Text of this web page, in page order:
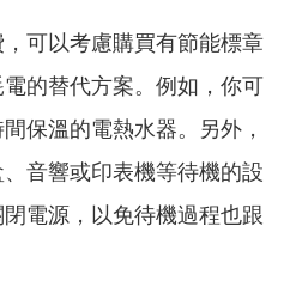
可以考慮購買有節能標章
的替代方案。例如，你可
保溫的電熱水器。另外，
音響或印表機等待機的設
電源，以免待機過程也跟